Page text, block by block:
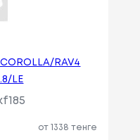
RAV4
LE
от 1338 тенге